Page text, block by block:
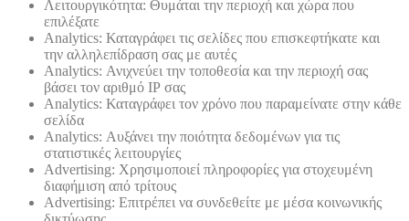
Λειτουργικότητα: Θυμάται την περιοχή και χώρα που
επιλέξατε
Analytics: Καταγράφει τις σελίδες που επισκεφτήκατε και
την αλληλεπίδραση σας με αυτές
Analytics: Ανιχνεύει την τοποθεσία και την περιοχή σας
βάσει τον αριθμό ΙΡ σας
Analytics: Καταγράφει τον χρόνο που παραμείνατε στην κάθε
σελίδα
Analytics: Αυξάνει την ποιότητα δεδομένων για τις
στατιστικές λειτουργίες
Advertising: Χρησιμοποιεί πληροφορίες για στοχευμένη
διαφήμιση από τρίτους
Advertising: Επιτρέπει να συνδεθείτε με μέσα κοινωνικής